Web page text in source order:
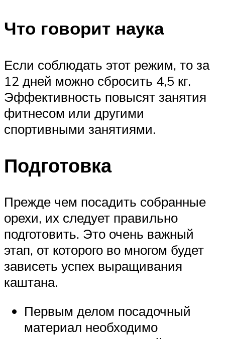
Что говорит наука
Если соблюдать этот режим, то за
12 дней можно сбросить 4,5 кг.
Эффективность повысят занятия
фитнесом или другими
спортивными занятиями.
Подготовка
Прежде чем посадить собранные
орехи, их следует правильно
подготовить. Это очень важный
этап, от которого во многом будет
зависеть успех выращивания
каштана.
Первым делом посадочный
материал необходимо